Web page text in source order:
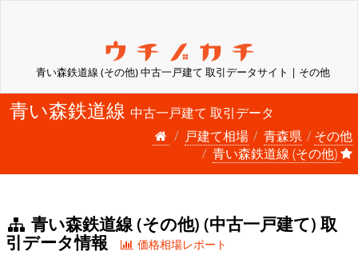
青い森鉄道線 (その他) 中古一戸建て 取引データサイト | その他
青い森鉄道線 中古一戸建て 取引データ
戸建て相場
青森県
その他
青い森鉄道線 (その他)
青い森鉄道線 (その他) (中古一戸建て) 取
引データ情報
価格相場レポート